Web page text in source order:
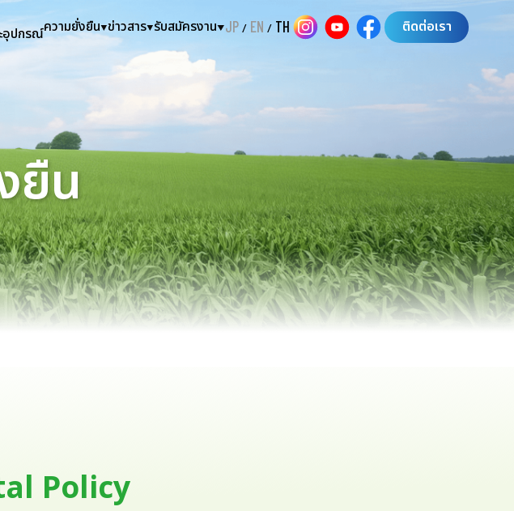
อุปกรณ์ความยั่งยืน ข่าวสาร รับสมัครงาน JP/ EN / TH ติดต่อเรา
ยืน
Policy